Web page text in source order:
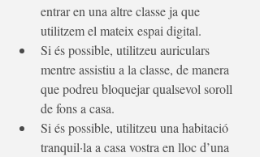
entrar en una altre classe ja que
utilitzem el mateix espai digital.
Si és possible, utilitzeu auriculars
mentre assistiu a la classe, de manera
que podreu bloquejar qualsevol soroll
de fons a casa.
Si és possible, utilitzeu una habitació
tranquil·la a casa vostra en lloc d’una